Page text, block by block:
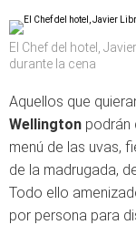
El Chef del hotel,
durante la cena
Aquellos que
Wellington podrán
menú de las uvas,
de la madrugada,
Todo ello
por persona para